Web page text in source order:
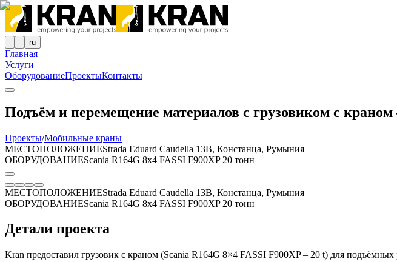
ru
Главная
Услуги
ОборудованиеПроектыКонтакты
Подъём и перемещение материалов с грузовиком с
Проекты/Мобильные краны
МЕСТОПОЛОЖЕНИЕStrada Eduard Caudella 13B, Констанца, Румыния
ОБОРУДОВАНИЕScania R164G 8x4 FASSI F900XP 20 тонн
МЕСТОПОЛОЖЕНИЕStrada Eduard Caudella 13B, Констанца, Румыния
ОБОРУДОВАНИЕScania R164G 8x4 FASSI F900XP 20 тонн
Детали проекта
Kran предоставил грузовик с краном (Scania R164G 8×4 FASSI F900XP – 20 t) для